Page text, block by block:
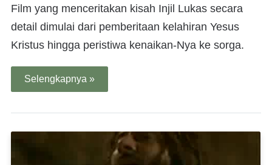
Film yang menceritakan kisah Injil Lukas secara
detail dimulai dari pemberitaan kelahiran Yesus
Kristus hingga peristiwa kenaikan-Nya ke sorga.
Selengkapnya »